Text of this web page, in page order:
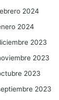
2024
2024
2023
2023
2023
2023